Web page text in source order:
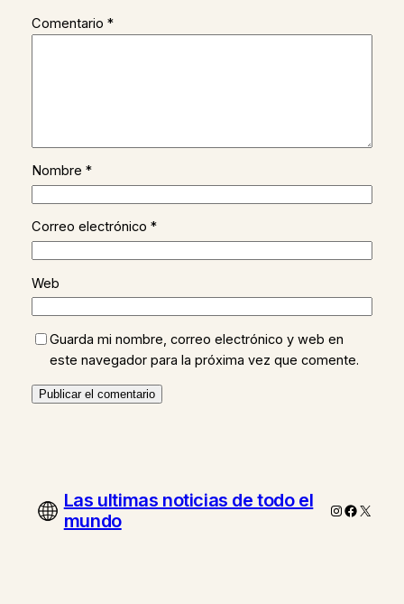
Comentario *
Nombre *
Correo electrónico *
Web
Guarda mi nombre, correo electrónico y web en
este navegador para la próxima vez que comente.
Las ultimas noticias de todo el
mundo
Instagram
X